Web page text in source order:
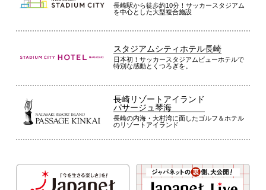
長崎駅から徒歩約10分！サッカースタジアム
を中心とした大型複合施設
スタジアムシティホテル長崎
日本初！サッカースタジアムビューホテルで
特別な感動とくつろぎを。
長崎リゾートアイランド
パサージュ琴海
長崎の内海・大村湾に面したゴルフ＆ホテル
のリゾートアイランド